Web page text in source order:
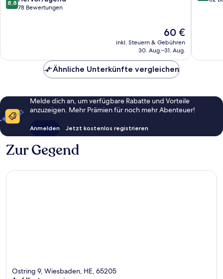
von
8,8
78 Bewertungen
Der
Preis
beträgt
60 €
inkl. Steuern & Gebühren
30. Aug.–31. Aug.
Ähnliche Unterkünfte vergleichen
Melde dich an, um verfügbare Rabatte und Vorteile
anzuzeigen. Mehr Prämien für noch mehr Abenteuer!
Anmelden Jetzt kostenlos registrieren
Zur Gegend
Ostring 9, Wiesbaden, HE, 65205